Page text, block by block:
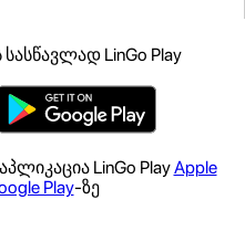
სასწავლად LinGo Play
LinGo PlayApple
Play-ზე